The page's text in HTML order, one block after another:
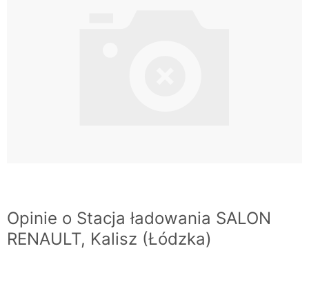
Opinie o Stacja ładowania SALON
RENAULT, Kalisz (Łódzka)